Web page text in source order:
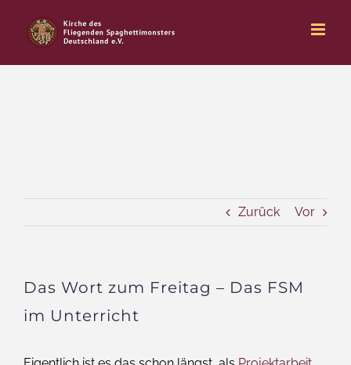
Inhalt
springen
Zurück Vor
Das Wort zum Freitag – Das FSM
im Unterricht